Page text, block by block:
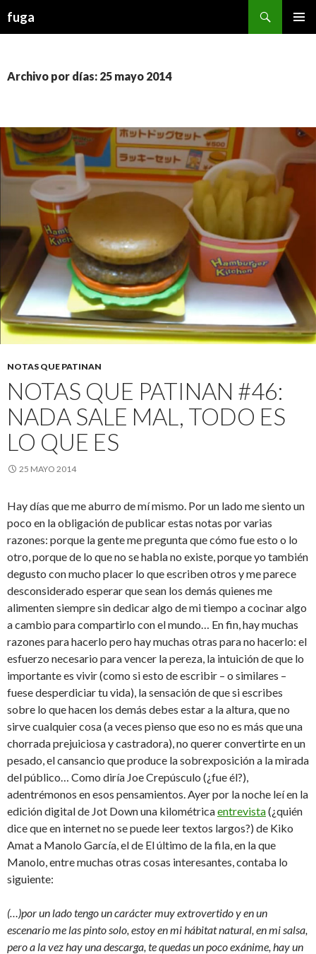
fuga
Archivo por días: 25 mayo 2014
NOTAS QUE PATINAN
NOTAS QUE PATINAN #46:
NADA SALE MAL, TODO ES
LO QUE ES
25 MAYO 2014
Hay días que me aburro de mí mismo. Por un lado me siento un
poco en la obligación de publicar estas notas por varias
razones: porque la gente me pregunta que cómo fue esto o lo
otro, porque de lo que no se habla no existe, porque yo también
degusto con mucho placer lo que escriben otros y me parece
desconsiderado esperar que sean los demás quienes me
alimenten siempre sin dedicar algo de mi tiempo a cocinar algo
a cambio para compartirlo con el mundo… En fin, hay muchas
razones para hacerlo pero hay muchas otras para no hacerlo: el
esfuerzo necesario para vencer la pereza, la intuición de que lo
importante es vivir (como si esto de escribir – o similares –
fuese desperdiciar tu vida), la sensación de que si escribes
sobre lo que hacen los demás debes estar a la altura, que no
sirve cualquier cosa (a veces pienso que eso no es más que una
chorrada prejuiciosa y castradora), no querer convertirte en un
pesado, el cansancio que produce la sobrexposición a la mirada
del público… Como diría Joe Crepúsculo (¿fue él?),
adentrémonos en esos pensamientos. Ayer por la noche leí en la
edición digital de Jot Down una kilométricaentrevista(¿quién
dice que en internet no se puede leer textos largos?) de Kiko
Amat a Manolo García, el de El último de la fila, en la que
Manolo, entre muchas otras cosas interesantes, contaba lo
siguiente:
(…)por un lado tengo un carácter muy extrovertido y en un
escenario me las pinto solo, estoy en mi hábitat natural, en mi salsa,
pero a la vez hay una descarga, te quedas un poco exánime, hay un